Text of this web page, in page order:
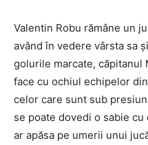
Valentin Robu rămâne un
având în vedere vârsta sa
golurile marcate, căpitanul
face cu ochiul echipelor
celor care sunt sub
se poate dovedi o sabie
ar apăsa pe umerii unui